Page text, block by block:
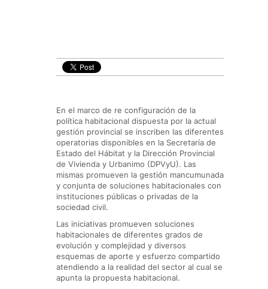
En el marco de re configuración de la
política habitacional dispuesta por la actual
gestión provincial se inscriben las diferentes
operatorias disponibles en la Secretaría de
Estado del Hábitat y la Dirección Provincial
de Vivienda y Urbanimo (DPVyU). Las
mismas promueven la gestión mancumunada
y conjunta de soluciones habitacionales con
instituciones públicas o privadas de la
sociedad civil.
Las iniciativas promueven soluciones
habitacionales de diferentes grados de
evolución y complejidad y diversos
esquemas de aporte y esfuerzo compartido
atendiendo a la realidad del sector al cual se
apunta la propuesta habitacional.